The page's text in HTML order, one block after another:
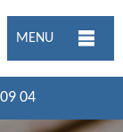
MENU
04